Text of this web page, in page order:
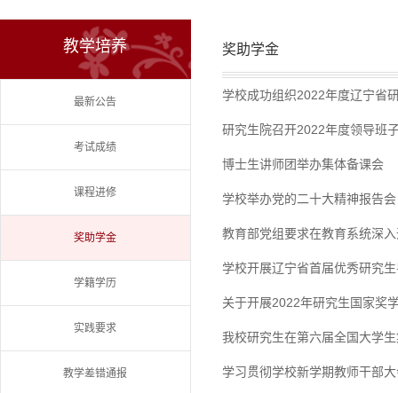
教学培养
最新公告
考试成绩
课程进修
奖助学金
学籍学历
实践要求
教学差错通报
奖助学金
学校成功组织2022年度辽宁省
研究生院召开2022年度领导班
博士生讲师团举办集体备课会
学校举办党的二十大精神报告会
教育部党组要求在教育系统深
学校开展辽宁省首届优秀研究
关于开展2022年研究生国家奖
我校研究生在第六届全国大学
学习贯彻学校新学期教师干部